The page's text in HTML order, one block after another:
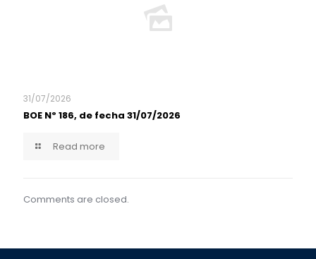
31/07/2026
BOE Nº 186, de fecha 31/07/2026
Read more
Comments are closed.